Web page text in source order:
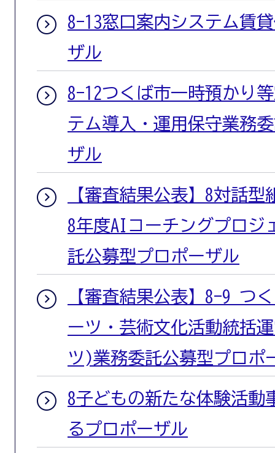
8-13窓口案内システム賃
ザル
8-12つくば市一時預かり
テム導入・運用保守業務
ザル
【審査結果公表】8対話
8年度AIコーチングプロジ
託公募型プロポーザル
【審査結果公表】8-9 つ
ーツ・芸術文化活動統括
ツ)業務委託公募型プロポ
8子どもの新たな体験活動
るプロポーザル